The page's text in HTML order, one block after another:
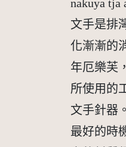
nakuya tja
文手是排
化漸漸的
年厄樂芙
所使用的
文手針器
最好的時